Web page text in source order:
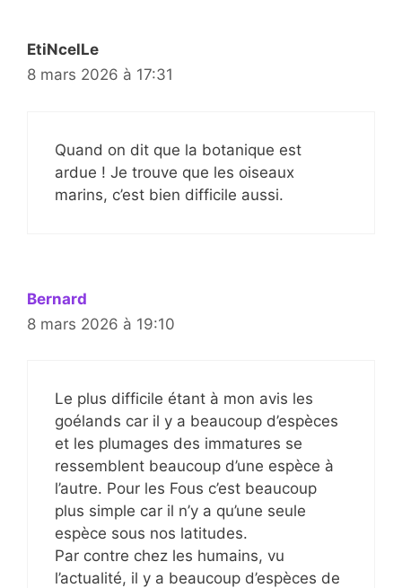
EtiNcelLe
8 mars 2026 à 17:31
Quand on dit que la botanique est
ardue ! Je trouve que les oiseaux
marins, c’est bien difficile aussi.
Bernard
8 mars 2026 à 19:10
Le plus difficile étant à mon avis les
goélands car il y a beaucoup d’espèces
et les plumages des immatures se
ressemblent beaucoup d’une espèce à
l’autre. Pour les Fous c’est beaucoup
plus simple car il n’y a qu’une seule
espèce sous nos latitudes.
Par contre chez les humains, vu
l’actualité, il y a beaucoup d’espèces de